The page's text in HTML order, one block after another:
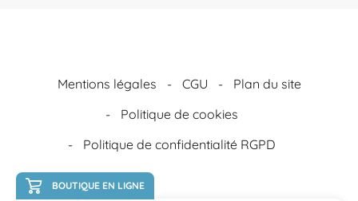
BOUTIQUE EN LIGNE
Mentions légales CGU
Plan du site
Politique de cookies
Politique de confidentialité RGPD